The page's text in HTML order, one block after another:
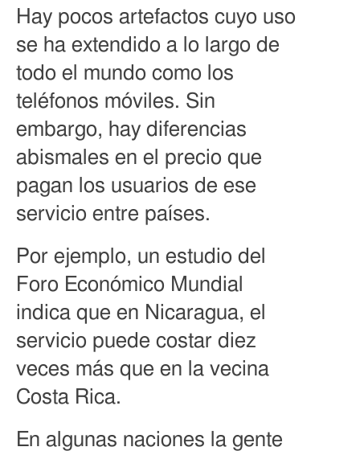
Hay pocos artefactos cuyo uso
se ha extendido a lo largo de
todo el mundo como los
teléfonos móviles. Sin
embargo, hay diferencias
abismales en el precio que
pagan los usuarios de ese
servicio entre países.
Por ejemplo, un estudio del
Foro Económico Mundial
indica que en Nicaragua, el
servicio puede costar diez
veces más que en la vecina
Costa Rica.
En algunas naciones la gente